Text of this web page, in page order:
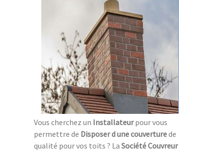
Vous cherchez un Installateurpour vous
permettre de Disposer d une couverturede
qualité pour vos toits ? La Société Couvreur